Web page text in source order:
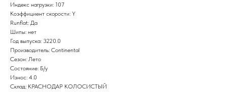
Индекс нагрузки: 107
Коэффициент скорости: Y
Runflat: Да
Шипы: нет
Год выпуска: 3220.0
Производитель: Continental
Сезон: Лето
Состояние: Б/у
Износ: 4.0
Склад: КРАСНОДАР КОЛОСИСТЫЙ